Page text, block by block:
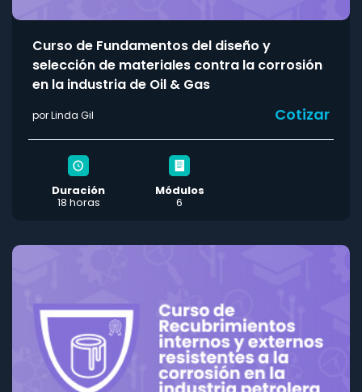
Curso de Fundamentos del diseño y
selección de materiales contra la corrosión
en la industria de Oil & Gas
por Linda Gil Cotizar
Duración
18 horas
Módulos
6